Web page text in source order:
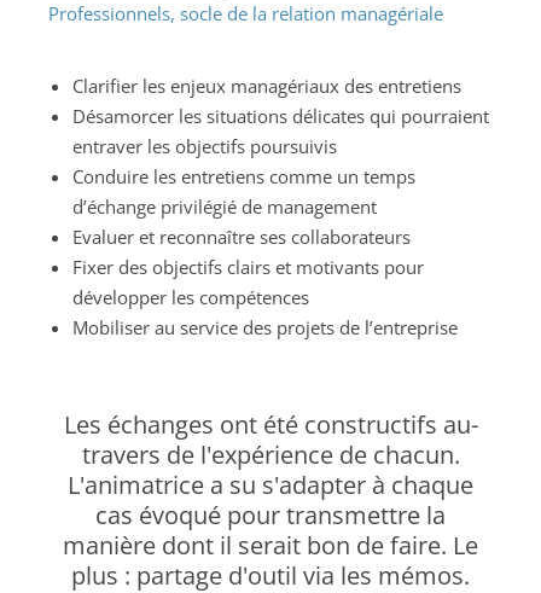
Professionnels, socle de la relation managériale
Clarifier les enjeux managériaux des entretiens
Désamorcer les situations délicates qui pourraient
entraver les objectifs poursuivis
Conduire les entretiens comme un temps
d’échange privilégié de management
Evaluer et reconnaître ses collaborateurs
Fixer des objectifs clairs et motivants pour
développer les compétences
Mobiliser au service des projets de l’entreprise
Les échanges ont été constructifs au-
travers de l'expérience de chacun.
L'animatrice a su s'adapter à chaque
cas évoqué pour transmettre la
manière dont il serait bon de faire. Le
plus : partage d'outil via les mémos.